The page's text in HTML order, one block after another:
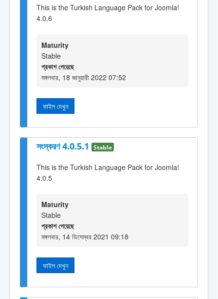
This is the Turkish Language Pack for Joomla!
4.0.6
Maturity
Stable
প্রকাশ পেয়েছে
মঙ্গলবার, 18 জানুয়ারী 2022 07:52
ফাইল দেখুন
সংস্করণ 4.0.5.1 Stable
This is the Turkish Language Pack for Joomla!
4.0.5
Maturity
Stable
প্রকাশ পেয়েছে
মঙ্গলবার, 14 ডিসেম্বর 2021 09:18
ফাইল দেখুন